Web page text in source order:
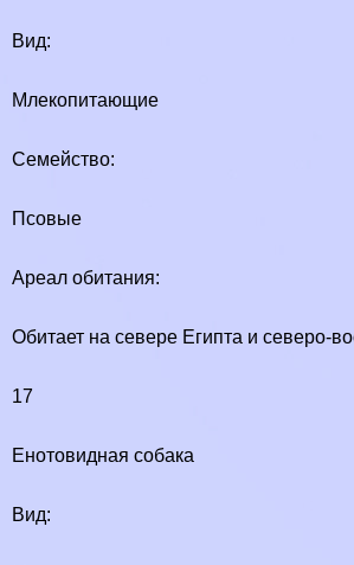
Вид:
Млекопитающие
Семейство:
Псовые
Ареал обитания:
Обитает на севере Египта и северо-
17
Енотовидная собака
Вид: